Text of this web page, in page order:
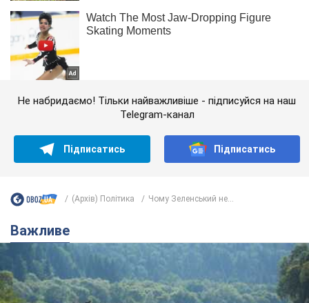
Не набридаємо! Тільки найважливіше - підписуйся на наш
Telegram-канал
Підписатись Підписатись
(Архів) Політика Чому Зеленський не...
Важливе